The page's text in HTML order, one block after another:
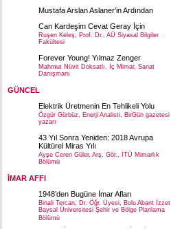
Mustafa Arslan Aslaner’in Ardından
Can Kardeşim Cevat Geray İçin
Ruşen Keleş, Prof. Dr., AÜ Siyasal Bilgiler
Fakültesi
Forever Young! Yılmaz Zenger
Mahmut Nüvit Doksatlı, İç Mimar, Sanat
Danışmanı
GÜNCEL
Elektrik Üretmenin En Tehlikeli Yolu
Özgür Gürbüz, Enerji Analisti, BirGün gazetesi
yazarı
43 Yıl Sonra Yeniden: 2018 Avrupa
Kültürel Miras Yılı
Ayşe Ceren Güler, Arş. Gör., İTÜ Mimarlık
Bölümü
İMAR AFFI
1948’den Bugüne İmar Afları
Binali Tercan, Dr. Öğr. Üyesi, Bolu Abant İzzet
Baysal Üniversitesi Şehir ve Bölge Planlama
Bölümü